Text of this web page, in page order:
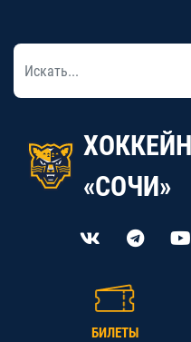
«СОЧИ»
БИЛЕТЫ